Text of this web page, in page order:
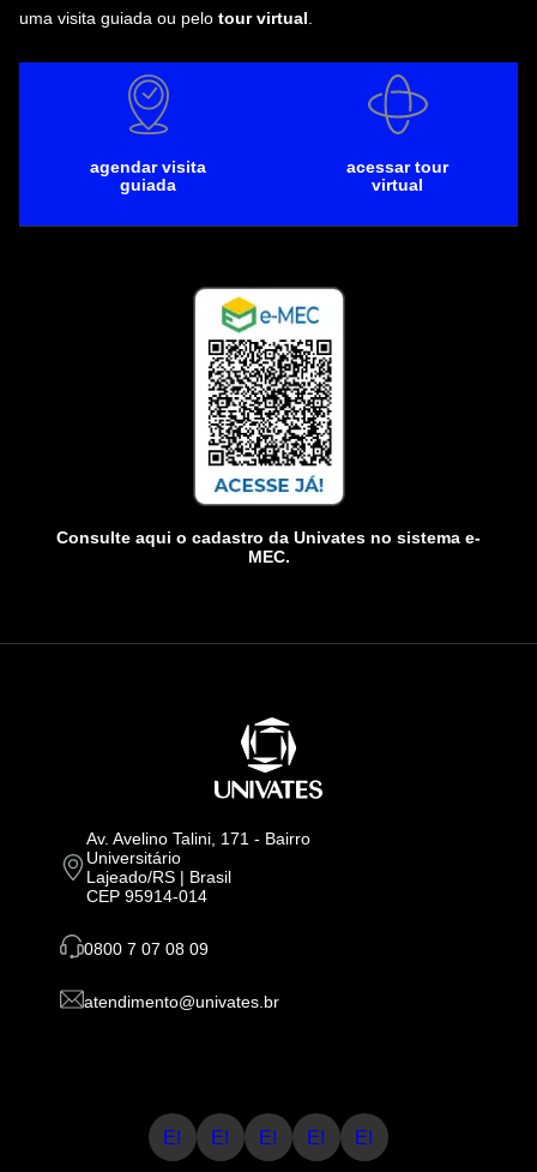
uma visita guiada ou pelo tour virtual.
agendar visita
guiada
acessar tour
virtual
Consulte aqui o cadastro da Univates no sistema e-
MEC.
Av. Avelino Talini, 171 - Bairro
Universitário
Lajeado/RS | Brasil
CEP 95914-014
0800 7 07 08 09
atendimento@univates.br
E! E! E! E! E!